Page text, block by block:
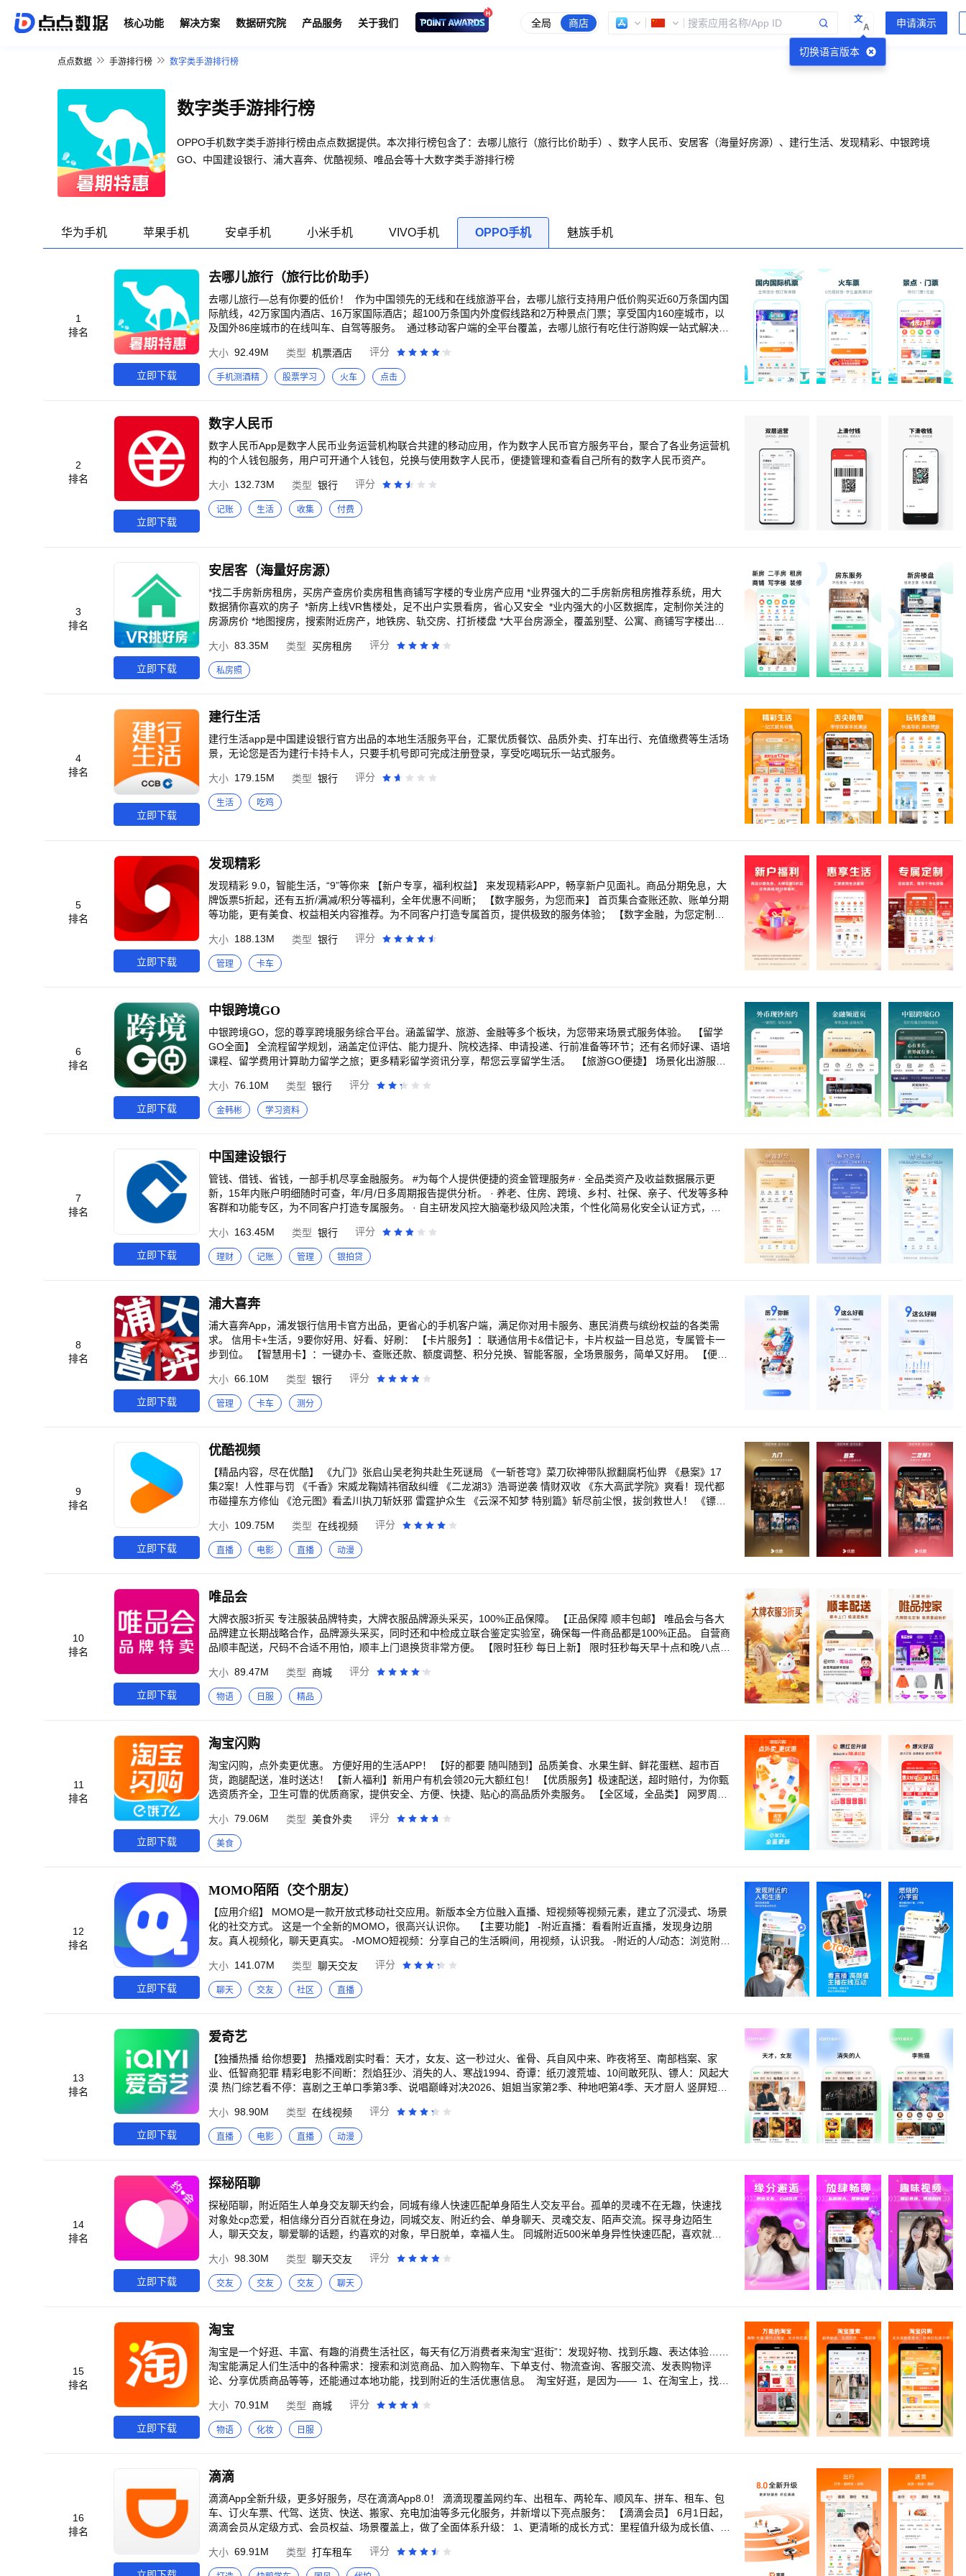
核心功能 解决方案 数据研究院 产品服务 关于我们 全局 商店
切换语言版本
文
A
点点数据 手游排行榜 数字类手游排行榜
数字类手游排行榜
OPPO手机数字类手游排行榜由点点数据提供。本次排行榜包含了：去哪儿旅行（旅行比价助手）、数字人民币、安居客（海量好房源）、建行生活、发现精彩、中银跨境
GO、中国建设银行、浦大喜奔、优酷视频、唯品会等十大数字类手游排行榜
华为手机 苹果手机 安卓手机 小米手机 VIVO手机 OPPO手机 魅族手机
1
排名
立即下载
去哪儿旅行（旅行比价助手）
去哪儿旅行—总有你要的低价！ 作为中国领先的无线和在线旅游平台，去哪儿旅行支持用户低价购买近60万条国内国
际航线，42万家国内酒店、16万家国际酒店；超100万条国内外度假线路和2万种景点门票；享受国内160座城市，以
及国外86座城市的在线叫车、自驾等服务。 通过移动客户端的全平台覆盖，去哪儿旅行有吃住行游购娱一站式解决方
和全面丰富的旅行产品，帮助旅行者找到性价比高的产品和优质的的信息，聪明地安排旅行。 去哪儿网移动客户端
“去哪儿旅行”是中国旅行类较受欢迎的移动应用，目前拥有超过10亿的激活下载量，增速高于行业平均水平，总用户
量、以及月度覆盖人数位居榜首。中国互联网络信息中心发布的中国网民在线旅行预订行为调查报告中，去哪儿旅行
大小 92.49M 类型 机票酒店 评分
手机测酒精 股票学习 火车 点击
2
排名
立即下载
数字人民币
数字人民币App是数字人民币业务运营机构联合共建的移动应用，作为数字人民币官方服务平台，聚合了各业务运营机
构的个人钱包服务，用户可开通个人钱包，兑换与使用数字人民币，便捷管理和查看自己所有的数字人民币资产。
大小 132.73M 类型 银行 评分
记账 生活 收集 付费
3
排名
立即下载
安居客（海量好房源）
*找二手房新房租房，买房产查房价卖房租售商铺写字楼的专业房产应用 *业界强大的二手房新房租房推荐系统，用大
数据猜你喜欢的房子 *新房上线VR售楼处，足不出户实景看房，省心又安全 *业内强大的小区数据库，定制你关注的
房源房价 *地图搜房，搜索附近房产，地铁房、轨交房、打折楼盘 *大平台房源全，覆盖别墅、公寓、商铺写字楼出租
房、附近找房、轨交淘房 *新房折扣：新房团购，免费班车，特惠新盘 *商业地产：商铺写字楼出售出租，商务楼办公
室租赁 *房产工具：房贷计算器、房产百科、二手房新房看房笔记 *房东委托：委托卖房、专属房东房源房价展示、房
东房源管理 *装修设计：靠谱装修公司、省心套餐模式、实用设计方案、灵感美图，海量案例
大小 83.35M 类型 买房租房 评分
私房照
4
排名
立即下载
建行生活
建行生活app是中国建设银行官方出品的本地生活服务平台，汇聚优质餐饮、品质外卖、打车出行、充值缴费等生活场
景，无论您是否为建行卡持卡人，只要手机号即可完成注册登录，享受吃喝玩乐一站式服务。
大小 179.15M 类型 银行 评分
生活 吃鸡
5
排名
立即下载
发现精彩
发现精彩 9.0，智能生活，“9”等你来 【新户专享，福利权益】 来发现精彩APP，畅享新户见面礼。商品分期免息，大
牌饭票5折起，还有五折/满减/积分等福利，全年优惠不间断； 【数字服务，为您而来】 首页集合查账还款、账单分期
等功能，更有美食、权益相关内容推荐。为不同客户打造专属首页，提供极致的服务体验； 【数字金融，为您定制】
打造】 生活页面聚合还款红包、消费金、饭票券、贵宾厅，立减金等多种优惠，全力帮你省省省。更有智能管家精选
推荐优惠活动、生活服务，专属IP形象，让科技服务更贴心、更有人情味； 【财富增值，为您精选】 攒钱页面提供精
选优质理财、基金、养老金，满足您多元化的财富增值需求，财富管理更便捷。 发现精彩APP所获奖项 : 2023年：国
2022年：荣获第七届亚太银行数字化创新峰会“移动银行奖”及第三届金融服务创新与客户体验峰会“最佳银行APP体验
奖” 2021年：荣获亚太银行联盟主办的第六届亚太银行数字化创新博览会“移动银行奖”、“金融科技奖”2项大奖 2020
年：荣获第四届GXA好体验 2019年：荣获第十四届 21世纪亚洲金融竞争力评选“2019 年度智慧金融产品奖”
大小 188.13M 类型 银行 评分
管理 卡车
6
排名
立即下载
中银跨境GO
中银跨境GO，您的尊享跨境服务综合平台。涵盖留学、旅游、金融等多个板块，为您带来场景式服务体验。 【留学
GO全面】 全流程留学规划，涵盖定位评估、能力提升、院校选择、申请投递、行前准备等环节；还有名师好课、语培
课程、留学费用计算助力留学之旅；更多精彩留学资讯分享，帮您云享留学生活。 【旅游GO便捷】 场景化出游服
求，让出行更便捷、美好。 【金融GO专业】 整合跨境场景金融服务，涵盖结售汇、外币现钞预约、跨境汇款、留学
汇款、存款证明、信用卡申请、汇率计算器、到价提醒等金融功能；金融问多点，帮您答疑解难；中行全球网点便捷
查询，贴心服务在身边。 【资讯GO丰富】 丰富留学、旅游资讯分享，人气学校信息概览，热门话题讨论，帮您体验
大小 76.10M 类型 银行 评分
金韩彬 学习资料
7
排名
立即下载
中国建设银行
管钱、借钱、省钱，一部手机尽享金融服务。 #为每个人提供便捷的资金管理服务# · 全品类资产及收益数据展示更
新，15年内账户明细随时可查，年/月/日多周期报告提供分析。 · 养老、住房、跨境、乡村、社保、亲子、代发等多种
客群和功能专区，为不同客户打造专属服务。 · 自主研发风控大脑毫秒级风险决策，个性化简易化安全认证方式，严
“财富百宝箱”，为您提供多种类型的财富产品方案。 ·“龙钱宝”“嗖嗖攒”“轻松还”，多种创新服务满足活钱投资、边花边
攒、还款管理等多样场景需求。 · 快贷、建信福贷、小微快贷、农户贷款、多种贷款产品实现线上测额、选品，一站
式满足不同借钱需求。 #为每个人提供精彩的便民生活场景# · 电影购票、影视会员、智慧就餐等丰富生活场景，无论
理。 · 任务中心开宝箱月月抽好礼，联合会员多重礼遇优惠，权益中心等级礼遇一键解锁、龙积分、优惠券好礼即
用。
大小 163.45M 类型 银行 评分
理财 记账 管理 银拍贷
8
排名
立即下载
浦大喜奔
浦大喜奔App，浦发银行信用卡官方出品，更省心的手机客户端，满足你对用卡服务、惠民消费与缤纷权益的各类需
求。 信用卡+生活，9要你好用、好看、好刷： 【卡片服务】：联通信用卡&借记卡，卡片权益一目总览，专属管卡一
步到位。 【智慧用卡】：一键办卡、查账还款、额度调整、积分兑换、智能客服，全场景服务，简单又好用。 【便捷
选更适合的分期产品，精准折扣信息别错过。 【省钱中心】：全局掌握收支与福利优惠，管理刷卡消费更高效，花得
少更花得好。 【主题美学】：高萌来袭，“浦浦发发”熊猫IP皮肤随心换，全新视觉呈现一见倾心。 【66生活】：美
食、趣游、观影、茶咖优惠天天有，吃喝玩乐领券买单。 【多元商城】：品质商品免息分期，全年热门好物应有尽
全】：金融科技护航，致力安全加固，时刻专业守护，交易更放心。 欢迎联系我们： 【官方微信】：浦发银行信用卡
【官方网站】：https://ccc.spdb.com.cn/ 【客服电话】：400-820-8788
大小 66.10M 类型 银行 评分
管理 卡车 测分
9
排名
立即下载
优酷视频
【精品内容，尽在优酷】 《九门》张启山吴老狗共赴生死谜局 《一斩苍穹》菜刀砍神带队掀翻腐朽仙界 《悬案》17
集2案！人性罪与罚 《千香》宋威龙鞠婧祎宿敌纠缠 《二龙湖3》浩哥逆袭 情财双收 《东大高武学院》爽看！现代都
市碰撞东方修仙 《沧元图》看孟川执刀斩妖邪 雷霆护众生 《云深不知梦 特别篇》斩尽前尘恨，拔剑救世人！ 《镖
局 《光阴之外 年番》光阴之外年番 狠辣少年末世屠神 《师兄啊师兄》师兄啊师兄最终季 战天道改大劫 《熊出没·年
年有熊》熊强组合超能冒险 《这是我的西游2》时代少年团与四位哥哥爆笑整活 《雨霖铃》杨洋新剧！御猫展昭江湖
除恶 《黑夜告白》潘粤明、王鹤棣联手追凶18年 《月鳞绮纪》群妖剧本杀画皮难画心 《沧元图 第三季》赛博水墨炸
关爆笑启程 《飞驰人生3》沈腾领衔爆笑逆袭！过气车神再战世界巅峰 《重案解密》硬核港剧！8大真实奇案改编
《正义女神》佘诗曼化身硬核法官高能过招 《怦然心动20岁：冬季》怦然系列重磅回归，开启浪漫冬日之旅 《庇护之
地》杰森·斯坦森硬核救女 《我的山与海》我命由我！谭松韵逆袭改命当霸总 《寻秦记》古天乐林峯续写穿越传奇
《沧元图 前传》国漫双强纯爱CP超甜撒糖 《唐宫奇案》新春王炸！白鹿王星越破深宫诡案 《乡村爱情18》欢乐过大
年！乡爱18谁看谁发 《情圣3》肖央化身“爱情侦探”反被套路 《周五晚高疯》内娱活人们携“秘密疯巢”周末出逃 《辽
廷张子枫逆风翻盘 《暗恋者的救赎》罪与罚！绝望主妇深陷命案疑云 《非常检控观》炸裂开审！马德钟破解八大悬案
《风林火山》群星云集！暴力美学超爽港片 《剥茧》罗云熙变天才法医破诡案 《反人类暴行》品质好剧！《边水往
事》导演新作 《逍遥》谭松韵侯明昊双世宿命奇缘 《山海经密码》以少年之志，破天命之局 《光阴之外》残酷末世少
之谜 《暗河传》热血江湖！龚俊执剑闯关破局 《新闻女王2》重磅回归！佘诗曼黄宗泽新闻职场风云再燃 《入青云》
侯明昊卢昱晓演绎宿敌变夫妻 《天相》废相少年度化灵煞逆转天命 《灼灼韶华》热依扎、杨祐宁携手逆袭闯商海 《师
兄啊师兄》神仙年番看师兄！苟道成圣，稳到飞起 《凡人修仙传》爆款IP！杨洋热血修仙逆天改命 《哪吒之魔童闹
海》哪吒涅槃重生高燃之战 《以法之名》年度狠剧！张译扫黑除恶掀司法黑幕 《云深不知梦》大女主复仇爽番来袭！
《藏海传》全员狠人！灭门案引连环杀局 国内外大剧热综、扎堆院线影片、二次元热血动漫……看视频，用优酷APP
大小 109.75M 类型 在线视频 评分
直播 电影 直播 动漫
10
排名
立即下载
唯品会
大牌衣服3折买 专注服装品牌特卖，大牌衣服品牌源头采买，100%正品保障。 【正品保障 顺丰包邮】 唯品会与各大
品牌建立长期战略合作，品牌源头采买，同时还和中检成立联合鉴定实验室，确保每一件商品都是100%正品。 自营商
品顺丰配送，尺码不合适不用怕，顺丰上门退换货非常方便。 【限时狂秒 每日上新】 限时狂秒每天早十点和晚八点上
00贴心在线为你服务； 7天无理由退货，自营商品免费上门收件（自行寄回返10元唯品币）； 还有自营商品满88元包
邮，全年无限次！ 【新人享豪礼，欢迎体验】 唯品会新人福利活动仅限唯品会平台新人用户参与，新人用户是指未在
唯品会平台下过有效订单的用户，新人福利活动仅限受邀用户参加，此活动长期有效，参与路径为APP首页。 【意见
个人中心-唯品客服-APP反馈
大小 89.47M 类型 商城 评分
物语 日服 精品
11
排名
立即下载
淘宝闪购
淘宝闪购，点外卖更优惠。 方便好用的生活APP！ 【好的都要 随叫随到】品质美食、水果生鲜、鲜花蛋糕、超市百
货，跑腿配送，准时送达！ 【新人福利】新用户有机会领20元大额红包！ 【优质服务】极速配送，超时赔付，为你甄
选资质齐全，卫生可靠的优质商家，提供安全、方便、快捷、贴心的高品质外卖服务。 【全区域，全品类】 网罗周边
果蔬、生鲜、蛋糕、寿司、咖啡、超市购物……各类特价优惠套餐、满减折扣优惠、立减优惠套餐，便捷生活，一手
掌握，尽在淘宝闪购！ 【特色功能】 搜罗附近外卖美食，预约订餐； 及时通知外卖状态，准时送达； 智能筛选排序
餐厅，方便点餐； 各种满减打折活动，优惠不断； 外卖美食照片点评，吃出乐趣； 用淘宝闪购，一切尽在掌握！还在
圈，推动行业数字化升级，重新定义城市生活，让生活更美好，更便利。 随着本地生活与新零售由点到面的延伸，物
流供应链能力的提升以及越来越多门店和商圈的接入，未来人在哪里，周围三公里都将成为每个人专属幸福生活圈。
【联系我们】 客服热线：1010-5757
大小 79.06M 类型 美食外卖 评分
美食
12
排名
立即下载
MOMO陌陌（交个朋友）
【应用介绍】 MOMO是一款开放式移动社交应用。新版本全方位融入直播、短视频等视频元素，建立了沉浸式、场景
化的社交方式。 这是一个全新的MOMO，很高兴认识你。 【主要功能】 -附近直播：看看附近直播，发现身边朋
友。真人视频化，聊天更真实。 -MOMO短视频：分享自己的生活瞬间，用视频，认识我。 -附近的人/动态：浏览附近
兴趣相投的人。 -聊天室：随便聊聊，小房间，大乐趣。 -游戏中心：一起玩游戏，成为新朋友。
大小 141.07M 类型 聊天交友 评分
聊天 交友 社区 直播
13
排名
立即下载
爱奇艺
【独播热播 给你想要】 热播戏剧实时看：天才，女友、这一秒过火、雀骨、兵自风中来、昨夜将至、南部档案、家
业、低智商犯罪 精彩电影不间断：烈焰狂沙、消失的人、寒战1994、奇谭：纸刃渡荒墟、10间敢死队、镖人：风起大
漠 热门综艺看不停：喜剧之王单口季第3季、说唱巅峰对决2026、姐姐当家第2季、种地吧第4季、天才厨人 竖屏短剧
换：择日飞升、李熊猫、航海王、逆天邪神、搜神记、择天记、大主宰年番、鬼灭之刃、名侦探柯南 经典纪录片细品
味：王羲之 从乌衣巷走向兰亭、中国通史、与恐龙同行、航拍中国、舌尖上的中国、人间世 海外剧集尽情选：请回答
1988、生活大爆炸、老友记、真探、哥谭镇、小谢尔顿、太阳的后裔 【VIP会员 尊享特权】 1、内容特权：院线新
画、杜比全景声、杜比视界、爱奇艺音效、音频模式、专属弹幕、下载加速、并行下载、边下边播、预约下载、亲子
特权。 3、身份特权：七端全屏通、畅享多会员、尊贵标识、尊享装扮、生日礼包、专属客服、等级权益红包、赠送好
友影片、好友免费一起看。 【温馨提示】 如遇到问题，请打开爱奇艺APP-我的-帮助与反馈，点击页面下方【意见反
馈】或【在线客服】进行反馈。 若您的问题仍未解决，可进一步反馈至客服邮箱（iqiyikf@qiyi.com）或客服电话（40
0-923-7171）。 我们在修复bug优化产品的路上从未停歇，您的反馈是对我们改善服务很大的帮助！
大小 98.90M 类型 在线视频 评分
直播 电影 直播 动漫
14
排名
立即下载
探秘陌聊
探秘陌聊，附近陌生人单身交友聊天约会，同城有缘人快速匹配单身陌生人交友平台。孤单的灵魂不在无趣，快速找
对象处cp恋爱，相信缘分百分百就在身边，同城交友、附近约会、单身聊天、灵魂交友、陌声交流。探寻身边陌生
人，聊天交友，聊爱聊的话题，约喜欢的对象，早日脱单，幸福人生。 同城附近500米单身异性快速匹配，喜欢就点
心聊天交友。如果遇到骗子可以直接app上投诉曝光。 2、同城聊天：平台根据个人地理位置推荐同城附近的单身异
性，旨在快速找到合适的心仪对象，让交友高效，让聊天简单。 3、场景丰富：不管你是找对象，还是拓展交际，不管
你是害羞内向还是开朗奔放，都有适合你的聊天模式。 4、群聊广场：公开透明的聊天场景，大家畅所欲言，相互了解
有很多有意思的功能等你来体验，探秘陌聊旨在让广大单身男女轻松脱单，找到自己心仪的对象，展示自己，发现美
好。欢迎下载体验。
大小 98.30M 类型 聊天交友 评分
交友 交友 交友 聊天
15
排名
立即下载
淘宝
淘宝是一个好逛、丰富、有趣的消费生活社区，每天有亿万消费者来淘宝“逛街”：发现好物、找到乐趣、表达体验……
淘宝能满足人们生活中的各种需求：搜索和浏览商品、加入购物车、下单支付、物流查询、客服交流、发表购物评
论、分享优质商品等等，还能通过本地功能，找到附近的生活优惠信息。 淘宝好逛，是因为—— 1、在淘宝上，找到
淘宝上找到同好。 2、在淘宝上，获得好逛的体验： 淘宝每天都会推荐优质、有趣的商品、服务和优惠信息。 每个人
都能在这里找到自己感兴趣的商品，足不出户就能逛到好物。 3、在淘宝上，看到真实的内容： 淘宝直播间里的实物
展示、评论区里真实的买家秀，让人买起来更放心。 人们也能在淘宝“逛逛”社区分享自己的购物体验、推荐优质商
惠。 同时，成为88VIP会员和品牌会员，还能享受更多福利。
大小 70.91M 类型 商城 评分
物语 化妆 日服
16
排名
滴滴
滴滴App全新升级，更多好服务，尽在滴滴App8.0！ 滴滴现覆盖网约车、出租车、两轮车、顺风车、拼车、租车、包
车、订火车票、代驾、送货、快送、搬家、充电加油等多元化服务，并新增以下亮点服务： 【滴滴会员】 6月1日起，
滴滴会员从定级方式、会员权益、场景覆盖上，做了全面体系升级： 1、更清晰的成长方式：里程值升级为成长值、定
验更有保障； 3、更广泛的场景覆盖：新增顺风车、代驾、香港打车、出国打车等累计，每一次出行都算数； 6月升级
期间，还有惊喜会员升级礼等你来领取！打开滴滴App，进入会员中心即可查看和参与。 【海外出行】 用户无需下载
大小 69.91M 类型 打车租车 评分